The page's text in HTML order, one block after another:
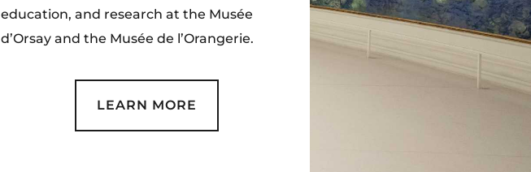
education, and research at the Musée
d’Orsay and the Musée de l’Orangerie.
LEARN MORE